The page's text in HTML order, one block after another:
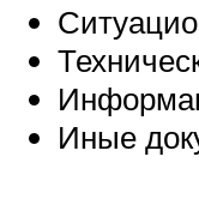
Иные